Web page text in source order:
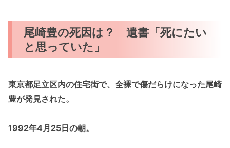
尾崎豊の死因は？ 遺書「死にたい
と思っていた」
東京都足立区内の住宅街で、全裸で傷だらけになった尾崎
豊が発見された。
1992年4月25日の朝。